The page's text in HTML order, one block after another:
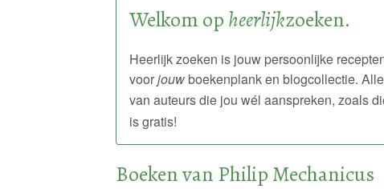
Welkom op heerlijkzoeken.
Heerlijk zoeken is jouw persoonlijke
voorjouwboekenplank en blogcollectie.
van auteurs die jou wél aanspreken, zoals
is gratis!
Boeken van Philip Mechanicus